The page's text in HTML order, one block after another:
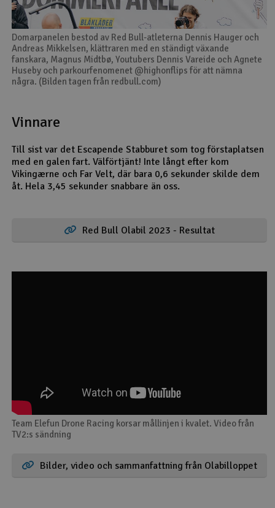
Domarpanelen bestod av Red Bull-atleterna Dennis Hauger och
Andreas Mikkelsen, klättraren med en ständigt växande
fanskara, Magnus Midtbø, Youtubers Dennis Vareide och Agnete
Huseby och parkourfenomenet @highonflips för att nämna
några. (Bilden tagen från redbull.com)
Vinnare
Till sist var det Escapende Stabburet som tog förstaplatsen
med en galen fart. Välförtjänt! Inte långt efter kom
Vikingærne och Far Velt, där bara 0,6 sekunder skilde dem
åt. Hela 3,45 sekunder snabbare än oss.
Red Bull Olabil 2023 - Resultat
Team Elefun Drone Racing korsar mållinjen i kvalet. Video från
TV2:s sändning
Bilder, video och sammanfattning från Olabilloppet